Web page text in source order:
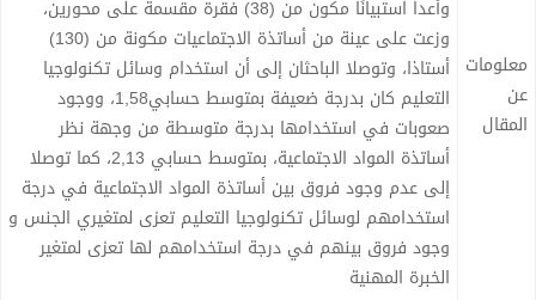
معلومات
عن
المقال
وأعدا استبيانًا مكون من (38) فقرة مقسمة على محورين،
وزعت على عينة من أساتذة الاجتماعيات مكونة من (130)
أستاذا، وتوصلا الباحثان إلى أن استخدام وسائل تكنولوجيا
التعليم كان بدرجة ضعيفة بمتوسط حسابي1,58، ووجود
صعوبات في استخدامها بدرجة متوسطة من وجهة نظر
أساتذة المواد الاجتماعية، بمتوسط حسابي 2,13، كما توصلا
إلى عدم وجود فروق بين أساتذة المواد الاجتماعية في درجة
استخدامهم لوسائل تكنولوجيا التعليم تعزى لمتغيري الجنس و
وجود فروق بينهم في درجة استخدامهم لها تعزى لمتغير
الخبرة المهنية